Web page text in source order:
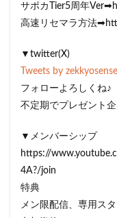
サポカTier5周年
高速リセマラ方法
▼twitter(X)
Tweets by
フォローよろしくね♪
不定期でプレゼント
▼メンバーシップ
https://
4A?/join
特典
メン限配信、専用ス